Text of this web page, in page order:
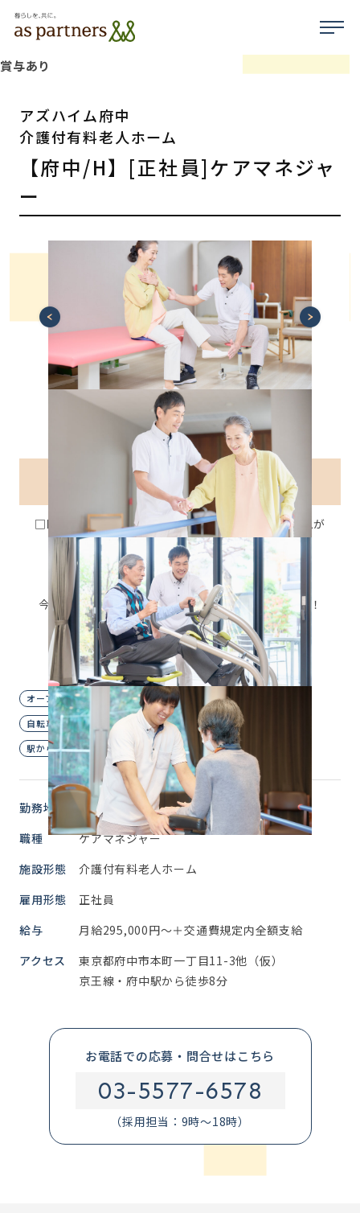
賞与あり
アズハイム府中
介護付有料老人ホーム
【府中/H】[正社員]ケアマネジャ
ー
介護付有料老人ホーム 正社員
【オープニングスタッフ】ケアマネジャー大募集
☆
□■2027年2月 府中市本町1丁目に介護付きホームが
OPENします■□
有料老人ホーム/ケアマネジャー
『人柄重視』の採用を行っております！！
今までの経験をいかして、ステップアップしたい方！
環境を変えたいと考えている方！
◆まずはお問い合わせ下さい◆
オープニングスタッフ 主婦歓迎 夜勤なし
自転車・バイク通勤OK
資格取得支援制度
賞与あり
駅から徒歩圏内
勤務地
東京都 府中市
職種
ケアマネジャー
施設形態
介護付有料老人ホーム
雇用形態
正社員
給与
月給295,000円～＋交通費規定内全額支給
アクセス
東京都府中市本町一丁目11-3他（仮）
京王線・府中駅から徒歩8分
お電話での応募・問合せはこちら
03-5577-6578
（採用担当：9時～18時）